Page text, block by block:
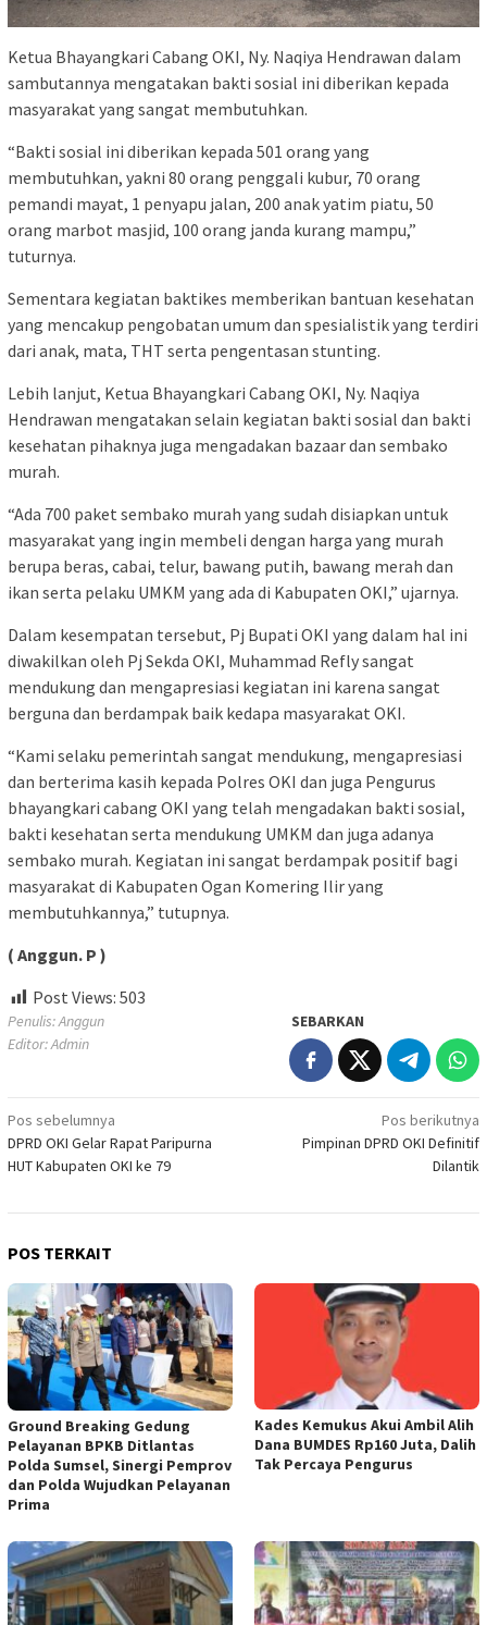
Ketua Bhayangkari Cabang OKI, Ny. Naqiya Hendrawan dalam
sambutannya mengatakan bakti sosial ini diberikan kepada
masyarakat yang sangat membutuhkan.
“Bakti sosial ini diberikan kepada 501 orang yang
membutuhkan, yakni 80 orang penggali kubur, 70 orang
pemandi mayat, 1 penyapu jalan, 200 anak yatim piatu, 50
orang marbot masjid, 100 orang janda kurang mampu,”
tuturnya.
Sementara kegiatan baktikes memberikan bantuan kesehatan
yang mencakup pengobatan umum dan spesialistik yang terdiri
dari anak, mata, THT serta pengentasan stunting.
Lebih lanjut, Ketua Bhayangkari Cabang OKI, Ny. Naqiya
Hendrawan mengatakan selain kegiatan bakti sosial dan bakti
kesehatan pihaknya juga mengadakan bazaar dan sembako
murah.
“Ada 700 paket sembako murah yang sudah disiapkan untuk
masyarakat yang ingin membeli dengan harga yang murah
berupa beras, cabai, telur, bawang putih, bawang merah dan
ikan serta pelaku UMKM yang ada di Kabupaten OKI,” ujarnya.
Dalam kesempatan tersebut, Pj Bupati OKI yang dalam hal ini
diwakilkan oleh Pj Sekda OKI, Muhammad Refly sangat
mendukung dan mengapresiasi kegiatan ini karena sangat
berguna dan berdampak baik kedapa masyarakat OKI.
“Kami selaku pemerintah sangat mendukung, mengapresiasi
dan berterima kasih kepada Polres OKI dan juga Pengurus
bhayangkari cabang OKI yang telah mengadakan bakti sosial,
bakti kesehatan serta mendukung UMKM dan juga adanya
sembako murah. Kegiatan ini sangat berdampak positif bagi
masyarakat di Kabupaten Ogan Komering Ilir yang
membutuhkannya,” tutupnya.
( Anggun. P )
Post Views: 503
Penulis: Anggun
Editor: Admin
SEBARKAN
Navigasi
pos
Pos sebelumnya
DPRD OKI Gelar Rapat Paripurna
HUT Kabupaten OKI ke 79
Pos berikutnya
Pimpinan DPRD OKI Definitif
Dilantik
POS TERKAIT
Ground Breaking Gedung
Pelayanan BPKB Ditlantas
Polda Sumsel, Sinergi Pemprov
dan Polda Wujudkan Pelayanan
Prima
Kades Kemukus Akui Ambil Alih
Dana BUMDES Rp160 Juta, Dalih
Tak Percaya Pengurus